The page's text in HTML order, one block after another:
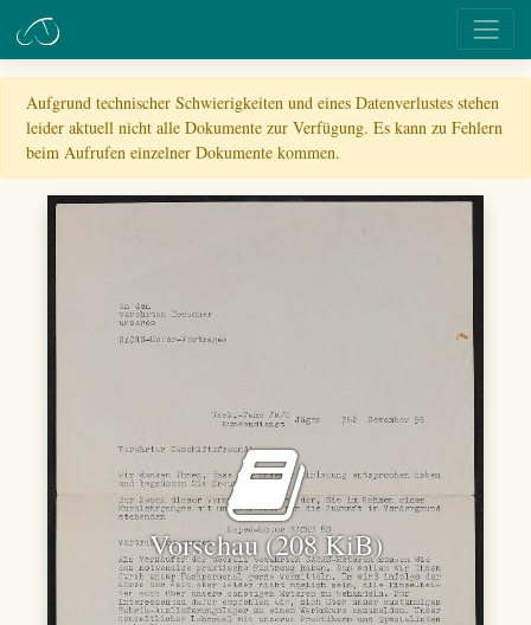
Aufgrund technischer Schwierigkeiten und eines Datenverlustes stehen
leider aktuell nicht alle Dokumente zur Verfügung. Es kann zu Fehlern
beim Aufrufen einzelner Dokumente kommen.
Vorschau (208 KiB)